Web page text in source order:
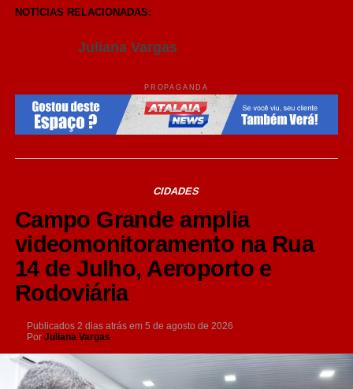
Share
NOTÍCIAS RELACIONADAS:
Juliana Vargas
PROPAGANDA
CIDADES
Campo Grande amplia
videomonitoramento na Rua
14 de Julho, Aeroporto e
Rodoviária
Publicados 2 dias atrás em 5 de agosto de 2026
Por Juliana Vargas